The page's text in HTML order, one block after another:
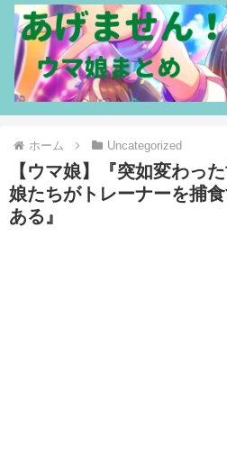
ホーム Uncategorized
【ウマ娘】『突如変わっ
娘たちがトレーナーを捕
ある』